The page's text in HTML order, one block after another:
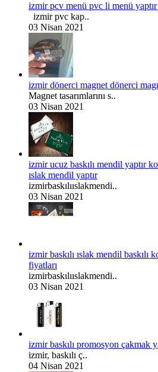
izmir pcv menü pvc li menü yaptır
izmir pvc kap..
03 Nisan 2021
izmir dönerci magnet dönerci
Magnet tasarımlarını s..
03 Nisan 2021
izmir ucuz baskılı mendil yaptır
ıslak mendil yaptır
izmirbaskılııslakmendi..
03 Nisan 2021
izmir baskılı ıslak mendil baskılı
fiyatları
izmirbaskılııslakmendi..
03 Nisan 2021
izmir baskılı promosyon çakmak
izmir, baskılı ç..
04 Nisan 2021